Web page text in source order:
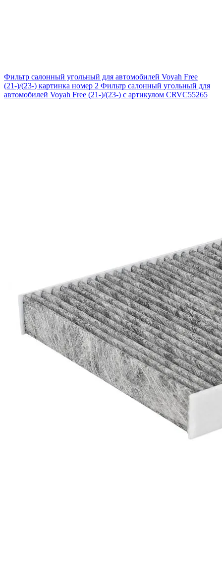
Фильтр салонный угольный для автомобилей Voyah Free
(21-)/(23-) картинка номер 2 Фильтр салонный угольный для
автомобилей Voyah Free (21-)/(23-) с артикулом CRVC55265